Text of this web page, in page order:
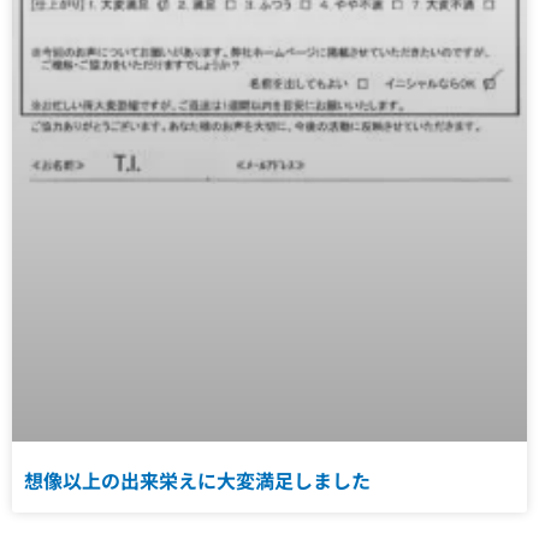
想像以上の出来栄えに大変満足しました